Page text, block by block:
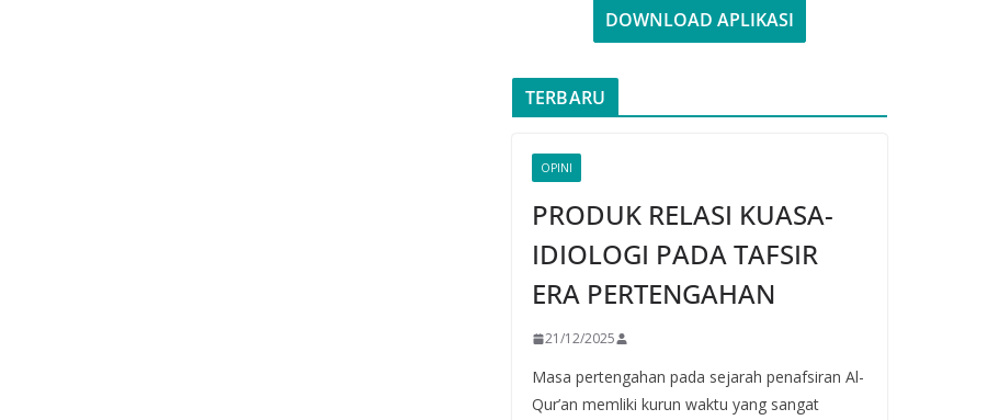
DOWNLOAD APLIKASI
TERBARU
OPINI
PRODUK RELASI KUASA-
IDIOLOGI PADA TAFSIR
ERA PERTENGAHAN
21/12/2025
Masa pertengahan pada sejarah penafsiran Al-
Qur’an memliki kurun waktu yang sangat